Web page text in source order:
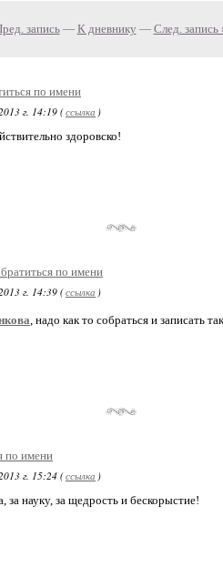
запись— К дневнику — След. запись
по имени
г. 14:19 (ссылка )
здоровско!
по имени
г. 14:39 (ссылка )
, надо как то собраться и записать
по имени
г. 15:24 (ссылка )
за науку, за щедрость и бескорыстие!